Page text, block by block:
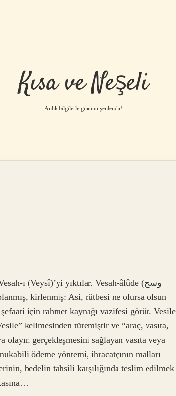
Kısa ve Neşeli
Anlık bilgilerle gününü şenlendir!
için rahmet kaynağı vazifesi görür. Vesile
kelimesinden türemiştir ve “araç, vasıta,
olayın gerçekleşmesini sağlayan vasıta veya
ödeme yöntemi, ihracatçının malları
bedelin tahsili karşılığında teslim edilmek